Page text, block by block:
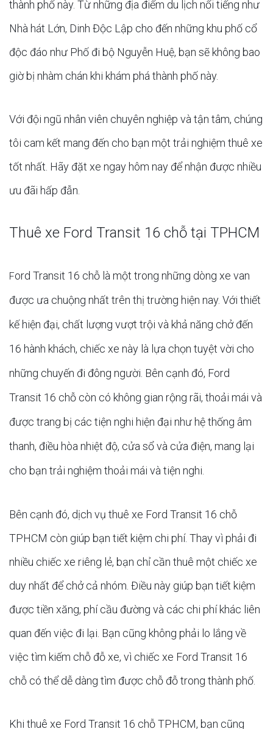
thành phố này. Từ những địa điểm du lịch nổi tiếng như
Nhà hát Lớn, Dinh Độc Lập cho đến những khu phố cổ
độc đáo như Phố đi bộ Nguyễn Huệ, bạn sẽ không bao
giờ bị nhàm chán khi khám phá thành phố này.
Với đội ngũ nhân viên chuyên nghiệp và tận tâm, chúng
tôi cam kết mang đến cho bạn một trải nghiệm thuê xe
tốt nhất. Hãy đặt xe ngay hôm nay để nhận được nhiều
ưu đãi hấp đẫn.
Thuê xe Ford Transit 16 chỗ tại TPHCM
Ford Transit 16 chỗ là một trong những dòng xe van
được ưa chuộng nhất trên thị trường hiện nay. Với thiết
kế hiện đại, chất lượng vượt trội và khả năng chở đến
16 hành khách, chiếc xe này là lựa chọn tuyệt vời cho
những chuyến đi đông người. Bên cạnh đó, Ford
Transit 16 chỗ còn có không gian rộng rãi, thoải mái và
được trang bị các tiện nghi hiện đại như hệ thống âm
thanh, điều hòa nhiệt độ, cửa sổ và cửa điện, mang lại
cho bạn trải nghiệm thoải mái và tiện nghi.
Bên cạnh đó, dịch vụ thuê xe Ford Transit 16 chỗ
TPHCM còn giúp bạn tiết kiệm chi phí. Thay vì phải đi
nhiều chiếc xe riêng lẻ, bạn chỉ cần thuê một chiếc xe
duy nhất để chở cả nhóm. Điều này giúp bạn tiết kiệm
được tiền xăng, phí cầu đường và các chi phí khác liên
quan đến việc đi lại. Bạn cũng không phải lo lắng về
việc tìm kiếm chỗ đỗ xe, vì chiếc xe Ford Transit 16
chỗ có thể dễ dàng tìm được chỗ đỗ trong thành phố.
Khi thuê xe Ford Transit 16 chỗ TPHCM, bạn cũng